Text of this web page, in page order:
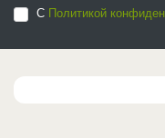
С Политикой